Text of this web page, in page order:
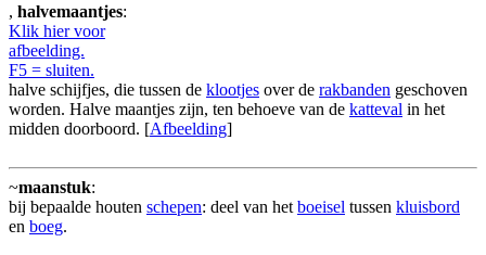
, halvemaantjes:
Klik hier voor
afbeelding.
F5 = sluiten.
halve schijfjes, die tussen de klootjes over de rakbanden geschoven
worden. Halve maantjes zijn, ten behoeve van de katteval in het
midden doorboord. [Afbeelding]
~maanstuk:
bij bepaalde houten schepen: deel van het boeisel tussen kluisbord
en boeg.